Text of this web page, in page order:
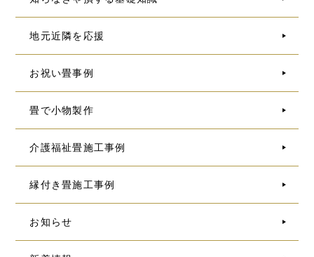
地元近隣を応援
お祝い畳事例
畳で小物製作
介護福祉畳施工事例
縁付き畳施工事例
お知らせ